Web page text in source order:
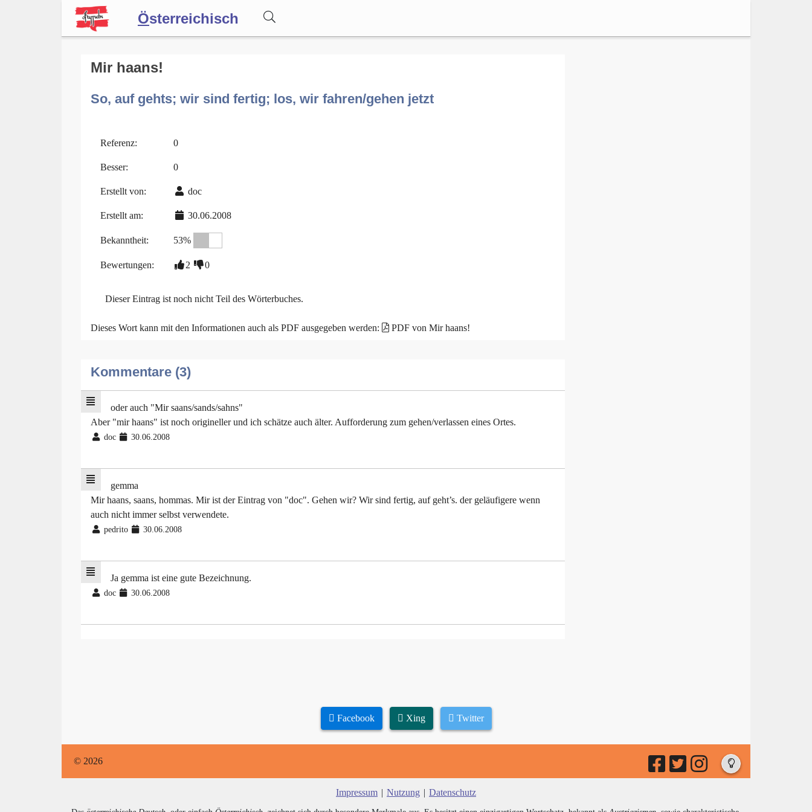
Österreichisch
Forum
Blog
Mir haans!
So, auf gehts; wir sind fertig; los, wir fahren/gehen jetzt
Referenz: 0
Besser: 0
Erstellt von: doc
Erstellt am: 30.06.2008
Bekanntheit: 53%
Bewertungen: 2 0
Dieser Eintrag ist noch nicht Teil des Wörterbuches.
Dieses Wort kann mit den Informationen auch als PDF ausgegeben werden: PDF von Mir haans!
Kommentare (3)
oder auch "Mir saans/sands/sahns"
Aber "mir haans" ist noch origineller und ich schätze auch älter. Aufforderung zum gehen/verlassen eines Ortes.
doc 30.06.2008
gemma
Mir haans, saans, hommas. Mir ist der Eintrag von "doc". Gehen wir? Wir sind fertig, auf geht’s. der geläufigere wenn
auch nicht immer selbst verwendete.
pedrito 30.06.2008
Ja gemma ist eine gute Bezeichnung.
doc 30.06.2008
Facebook Xing Twitter
© 2026
Impressum | Nutzung | Datenschutz